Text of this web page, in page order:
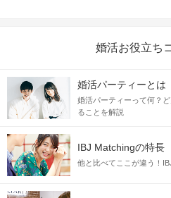
婚活お役立ち
婚活パーティーとは
婚活パーティーって何？
ることを解説
IBJ Matchingの特長
他と比べてここが違う！